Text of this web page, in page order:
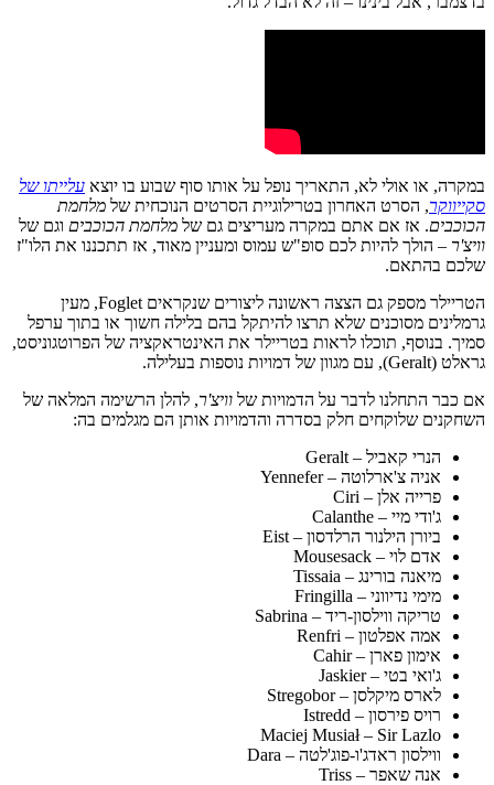
במקרה, או אולי לא, התאריך נופל על אותו סוף שבוע בו יוצא עלייתו של
סקייווקר, הסרט האחרון בטרילוגיית הסרטים הנוכחית של מלחמת
הכוכבים. אז אם אתם במקרה מעריצים גם של מלחמת הכוכבים וגם של
וויצ'ר – הולך להיות לכם סופ"ש עמוס ומעניין מאוד, אז תתכננו את הלו"ז
שלכם בהתאם.
הטריילר מספק גם הצצה ראשונה ליצורים שנקראים Foglet, מעין
גרמלינים מסוכנים שלא תרצו להיתקל בהם בלילה חשוך או בתוך ערפל
סמיך. בנוסף, תוכלו לראות בטריילר את האינטראקציה של הפרוטגוניסט,
גראלט (Geralt), עם מגוון של דמויות נוספות בעלילה.
אם כבר התחלנו לדבר על הדמויות של וויצ'ר, להלן הרשימה המלאה של
השחקנים שלוקחים חלק בסדרה והדמויות אותן הם מגלמים בה:
הנרי קאביל – Geralt
אניה צ'ארלוטה – Yennefer
פרייה אלן – Ciri
ג'ודי מיי – Calanthe
ביורן הילנור הרלדסון – Eist
אדם לוי – Mousesack
מיאנה בורינג – Tissaia
מימי נדיווני – Fringilla
טריקה ווילסון-ריד – Sabrina
אמה אפלטון – Renfri
אימון פארן – Cahir
ג'ואי בטי – Jaskier
לארס מיקלסן – Stregobor
רויס פירסון – Istredd
Maciej Musiał – Sir Lazlo
ווילסון ראדג'ו-פוג'לטה – Dara
אנה שאפר – Triss